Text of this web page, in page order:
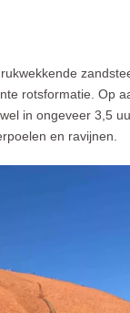
rotsformatie. Op
in ongeveer 3,5
en ravijnen.